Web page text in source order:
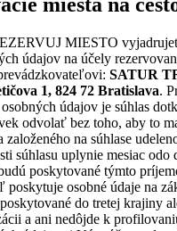
MIESTO
údajov na účely
SATUR
1, 824 72 Bratislava.
údajov je súhlas
odvolať bez toho, aby to
na súhlase
súhlasu uplynie mesiac odo
poskytované týmto
osobné údaje na
do tretej krajiny
a ani nedôjde k